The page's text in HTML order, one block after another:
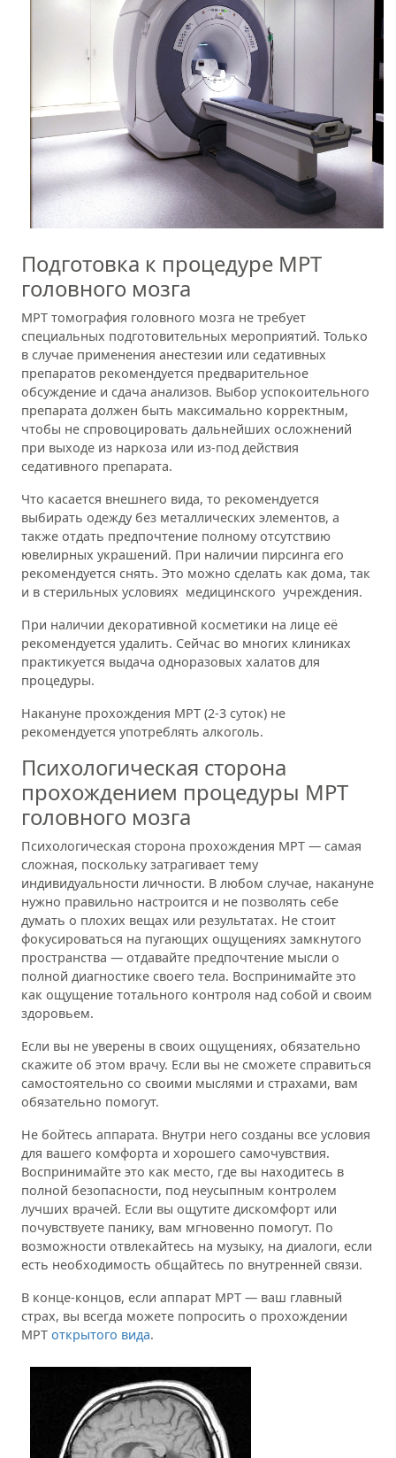
Подготовка к процедуре МРТ
головного мозга
МРТ томография головного мозга не требует
специальных подготовительных мероприятий. Только
в случае применения анестезии или седативных
препаратов рекомендуется предварительное
обсуждение и сдача анализов. Выбор успокоительного
препарата должен быть максимально корректным,
чтобы не спровоцировать дальнейших осложнений
при выходе из наркоза или из-под действия
седативного препарата.
Что касается внешнего вида, то рекомендуется
выбирать одежду без металлических элементов, а
также отдать предпочтение полному отсутствию
ювелирных украшений. При наличии пирсинга его
рекомендуется снять. Это можно сделать как дома, так
и в стерильных условиях медицинского учреждения.
При наличии декоративной косметики на лице её
рекомендуется удалить. Сейчас во многих клиниках
практикуется выдача одноразовых халатов для
процедуры.
Накануне прохождения МРТ (2-3 суток) не
рекомендуется употреблять алкоголь.
Психологическая сторона
прохождением процедуры МРТ
головного мозга
Психологическая сторона прохождения МРТ — самая
сложная, поскольку затрагивает тему
индивидуальности личности. В любом случае, накануне
нужно правильно настроится и не позволять себе
думать о плохих вещах или результатах. Не стоит
фокусироваться на пугающих ощущениях замкнутого
пространства — отдавайте предпочтение мысли о
полной диагностике своего тела. Воспринимайте это
как ощущение тотального контроля над собой и своим
здоровьем.
Если вы не уверены в своих ощущениях, обязательно
скажите об этом врачу. Если вы не сможете справиться
самостоятельно со своими мыслями и страхами, вам
обязательно помогут.
Не бойтесь аппарата. Внутри него созданы все условия
для вашего комфорта и хорошего самочувствия.
Воспринимайте это как место, где вы находитесь в
полной безопасности, под неусыпным контролем
лучших врачей. Если вы ощутите дискомфорт или
почувствуете панику, вам мгновенно помогут. По
возможности отвлекайтесь на музыку, на диалоги, если
есть необходимость общайтесь по внутренней связи.
В конце-концов, если аппарат МРТ — ваш главный
страх, вы всегда можете попросить о прохождении
МРТ открытого вида.